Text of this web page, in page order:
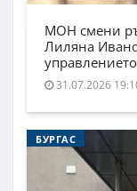
МОН смени
Лиляна
управлението
31.07.2026
БУРГАС